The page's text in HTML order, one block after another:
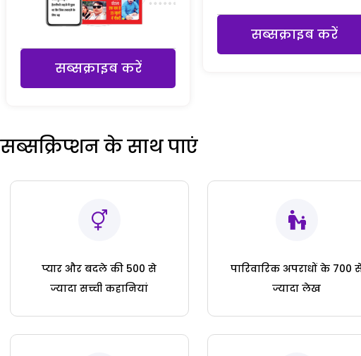
सब्सक्राइब करें
सब्सक्राइब करें
सब्सक्रिप्शन के साथ पाएं
प्यार और बदले की 500 से
ज्यादा सच्ची कहानियां
पारिवारिक अपराधों के 700
ज्यादा लेख